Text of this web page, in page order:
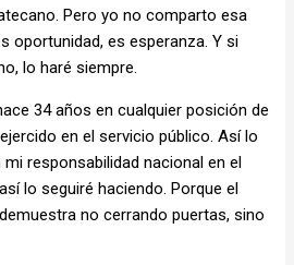
Pero yo no comparto esa
oportunidad, es esperanza. Y si
lo haré siempre.
34 años en cualquier posición de
en el servicio público. Así lo
responsabilidad nacional en el
lo seguiré haciendo. Porque el
no cerrando puertas, sino